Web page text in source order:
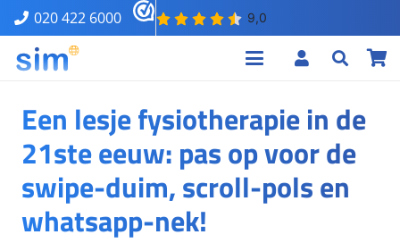
020 422 6000
Een lesje fysiotherapie in de
21ste eeuw: pas op voor de
swipe-duim, scroll-pols en
whatsapp-nek!